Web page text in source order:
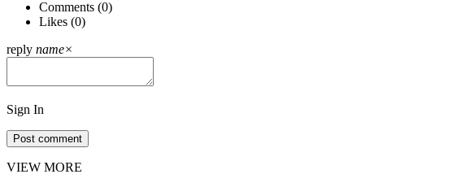
Comments (0)
Likes (0)
reply name×
Sign In
Post comment
VIEW MORE